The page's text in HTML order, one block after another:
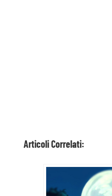
Articoli Correlati: